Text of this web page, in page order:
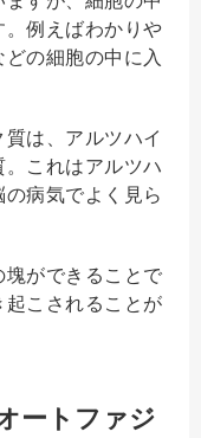
例えばわかりや
の細胞の中に入
は、アルツハイ
これはアルツハ
病気でよく見ら
ができることで
こされることが
ートファジ